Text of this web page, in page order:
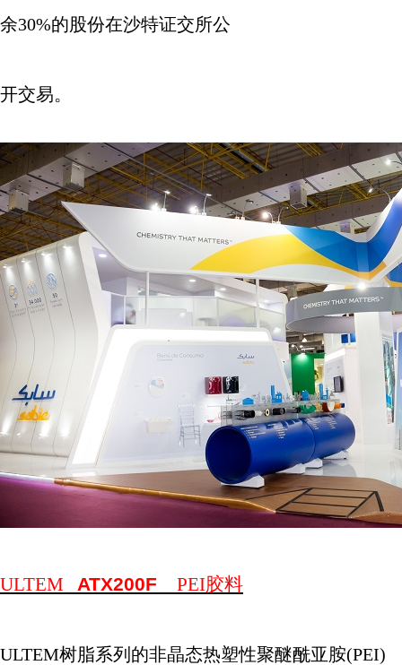
余30%的股份在沙特证交所公
开交易。
ULTEM ATX200F PEI胶料
ULTEM树脂系列的非晶态热塑性聚醚酰亚胺(PEI)